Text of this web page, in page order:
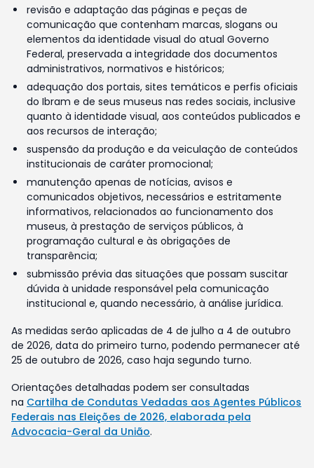
revisão e adaptação das páginas e peças de
comunicação que contenham marcas, slogans ou
elementos da identidade visual do atual Governo
Federal, preservada a integridade dos documentos
administrativos, normativos e históricos;
adequação dos portais, sites temáticos e perfis oficiais
do Ibram e de seus museus nas redes sociais, inclusive
quanto à identidade visual, aos conteúdos publicados e
aos recursos de interação;
suspensão da produção e da veiculação de conteúdos
institucionais de caráter promocional;
manutenção apenas de notícias, avisos e
comunicados objetivos, necessários e estritamente
informativos, relacionados ao funcionamento dos
museus, à prestação de serviços públicos, à
programação cultural e às obrigações de
transparência;
submissão prévia das situações que possam suscitar
dúvida à unidade responsável pela comunicação
institucional e, quando necessário, à análise jurídica.
As medidas serão aplicadas de 4 de julho a 4 de outubro
de 2026, data do primeiro turno, podendo permanecer até
25 de outubro de 2026, caso haja segundo turno.
Orientações detalhadas podem ser consultadas
na Cartilha de Condutas Vedadas aos Agentes Públicos
Federais nas Eleições de 2026, elaborada pela
Advocacia-Geral da União.